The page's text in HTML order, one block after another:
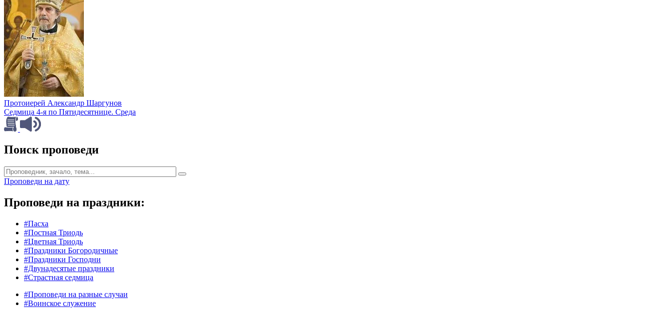
Протоиерей Александр Шаргунов
Седмица 4-я по Пятидесятнице. Среда
Поиск проповеди
Проповеди на дату
Проповеди на праздники:
#Пасха
#Постная Триодь
#Цветная Триодь
#Праздники Богородичные
#Праздники Господни
#Двунадесятые праздники
#Страстная седмица
#Проповеди на разные случаи
#Воинское служение